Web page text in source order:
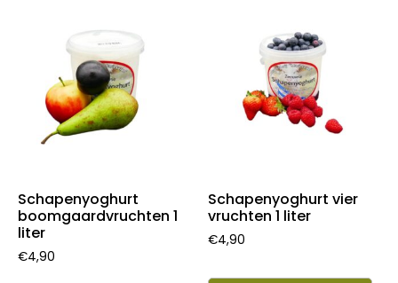
Schapenyoghurt
boomgaardvruchten 1
liter
€4,90
Schapenyoghurt vier
vruchten 1 liter
€4,90